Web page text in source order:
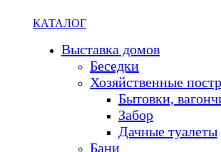
КАТАЛОГ
Выставка домов
Беседки
Хозяйственные
Бытовки,
Забор
Дачные туалеты
Бани